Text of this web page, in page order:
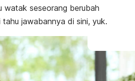
watak seseorang berubah
tahu jawabannya di sini, yuk.